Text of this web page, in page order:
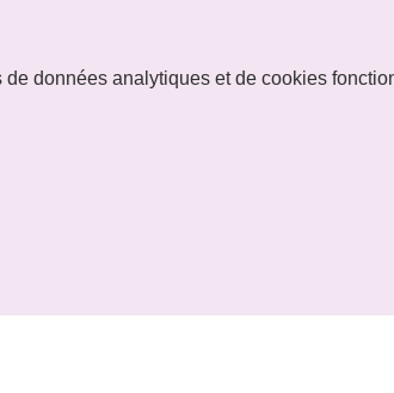
données analytiques et de cookies